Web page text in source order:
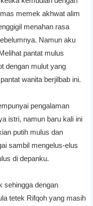
memek akhwat alim
menahan rasa
Namun aku
pantat mulus
dengan mulut yang
wanita berjilbab ini.
pengalaman
istri, namun baru kali ini
putih mulus dan
sambil mengelus-elus
di depanku.
sehingga dengan
tetek Rifqoh yang masih